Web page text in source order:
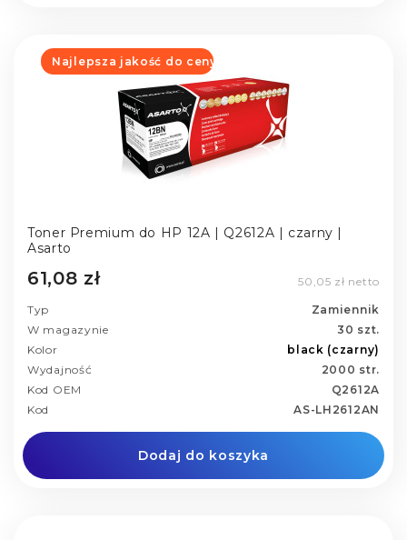
Najlepsza jakość do ceny
Toner Premium do HP 12A | Q2612A | czarny |
Asarto
61,08 zł 50,05 zł netto
Typ
Zamiennik
W magazynie
30 szt.
Kolor
black (czarny)
Wydajność
2000 str.
Kod OEM
Q2612A
Kod
AS-LH2612AN
Dodaj do koszyka